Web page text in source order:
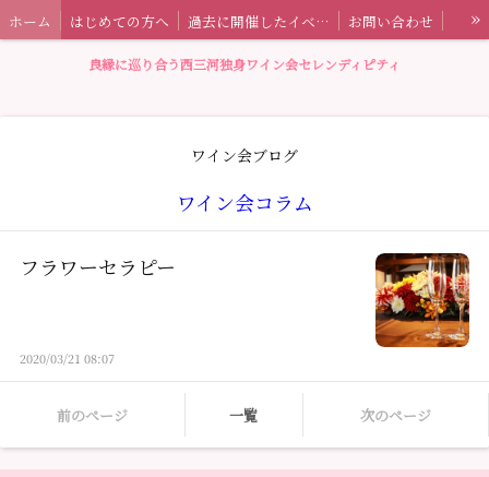
ホーム はじめての方へ 過去に開催したイベント情報
お問い合わせ
セレンディピティとは
特定商取引法に基づく表記 ワイン会ブログ
»
良縁に巡り合う西三河独身ワイン会セレンディピティ
ワイン会ブログ
ワイン会コラム
フラワーセラピー
2020/03/21 08:07
前のページ 一覧 次のページ